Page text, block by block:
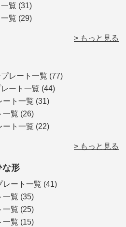
覧 (31)
覧 (29)
> もっと見る
レート一覧 (77)
ート一覧 (44)
ート一覧 (31)
一覧 (26)
ート一覧 (22)
> もっと見る
な形
レート一覧 (41)
一覧 (35)
一覧 (25)
一覧 (15)